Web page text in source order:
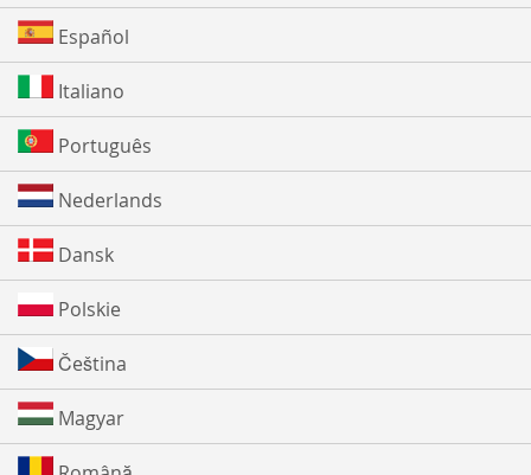
Español
Italiano
Português
Nederlands
Dansk
Polskie
Čeština
Magyar